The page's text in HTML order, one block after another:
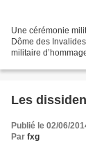
Une cérémonie
Dôme des
militaire
Les
Publié le 02/06/
Par fxg